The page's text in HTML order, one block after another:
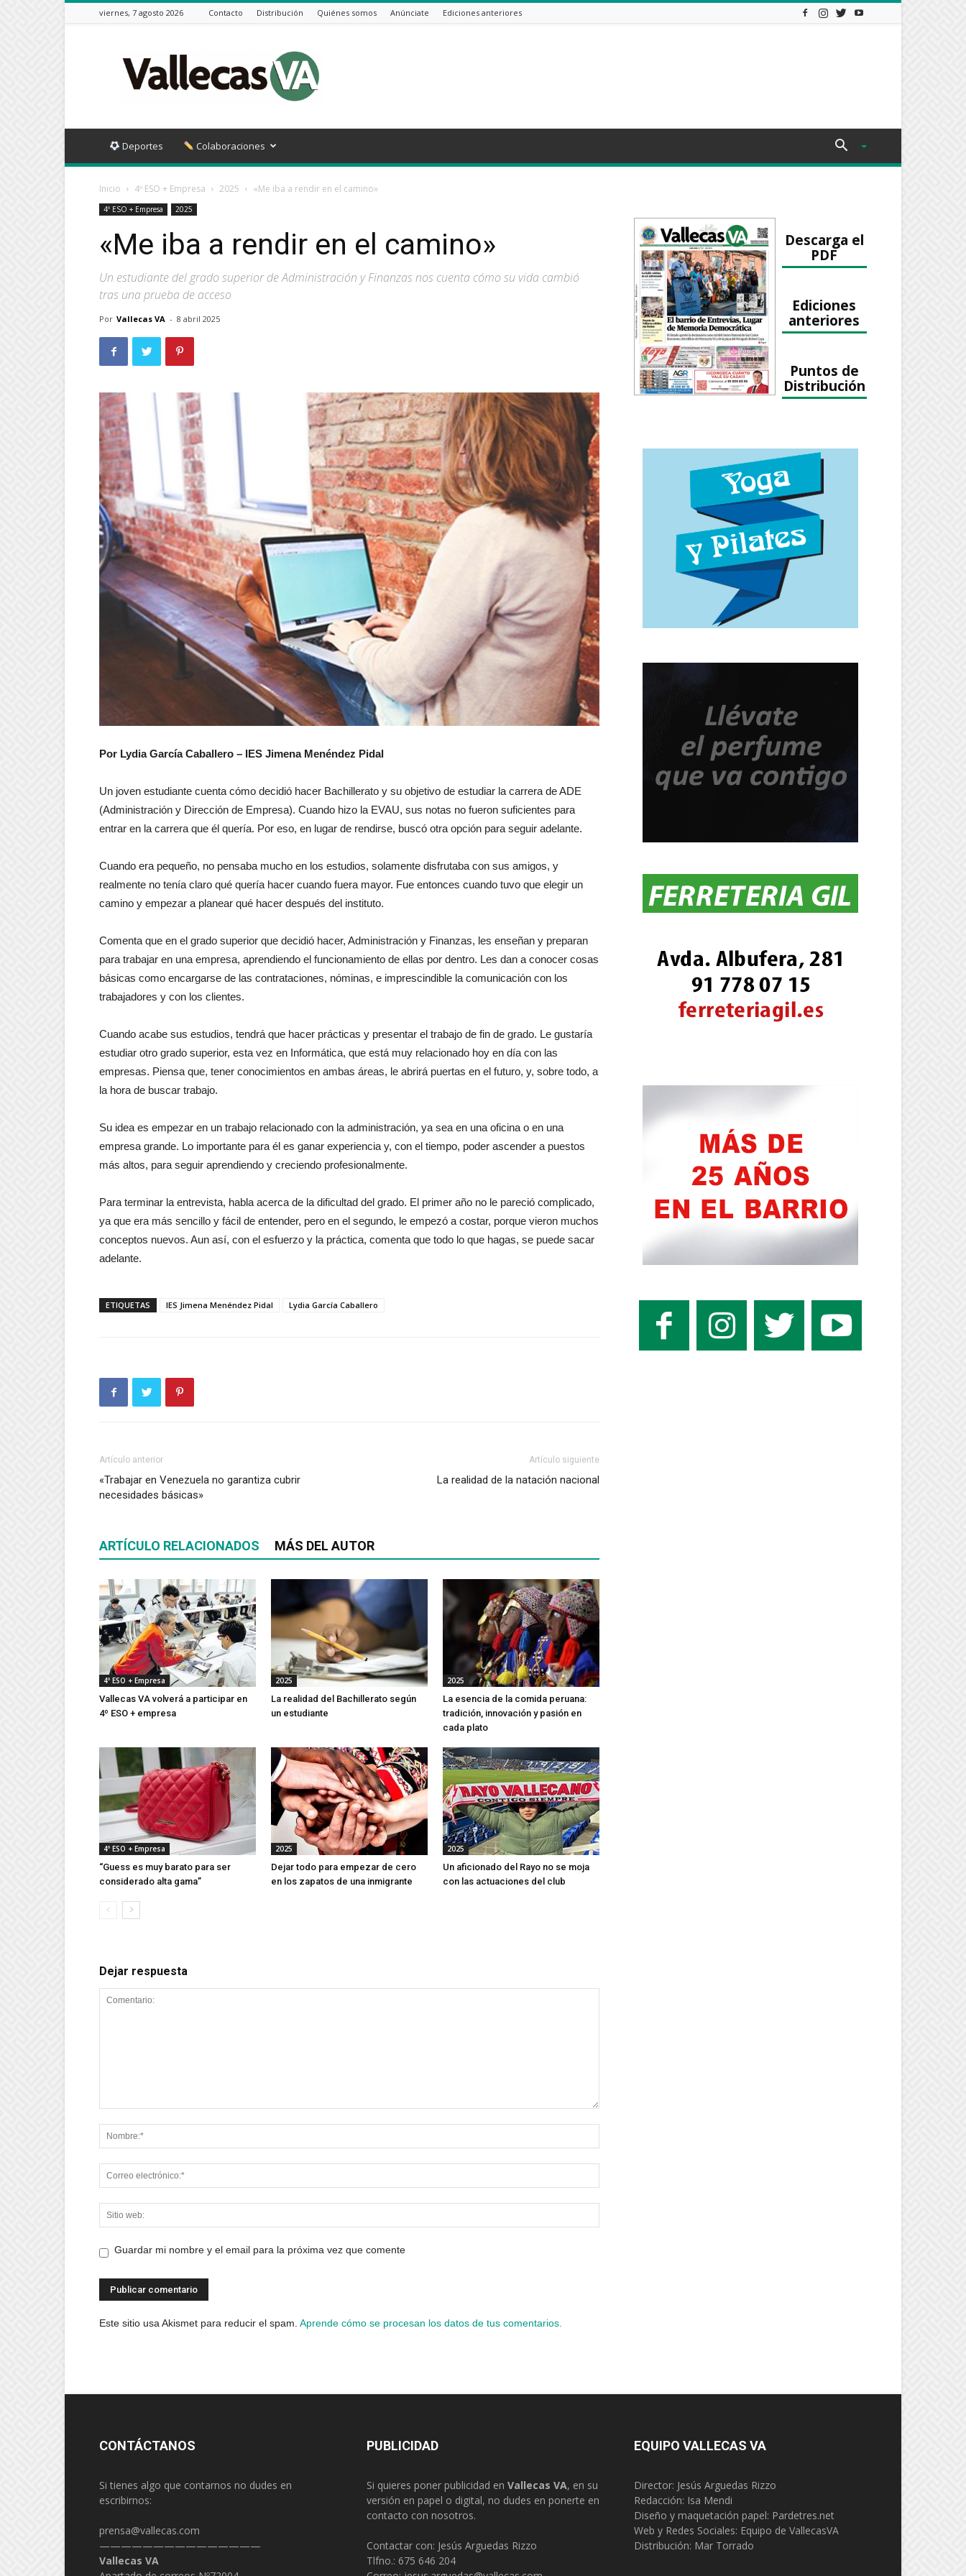
viernes, 7 agosto 2026 Contacto Distribución Quiénes somos Anúnciate Ediciones anteriores
VA
Deportes Colaboraciones
Inicio 4º ESO + Empresa 2025 «Me iba a rendir en el camino»
4º ESO + Empresa 2025
«Me iba a rendir en el camino»
Un estudiante del grado superior de Administración y Finanzas nos cuenta cómo su vida cambió
tras una prueba de acceso
Por Vallecas VA - 8 abril 2025
Por Lydia García Caballero – IES Jimena Menéndez Pidal
Un joven estudiante cuenta cómo decidió hacer Bachillerato y su objetivo de estudiar la carrera de ADE
(Administración y Dirección de Empresa). Cuando hizo la EVAU, sus notas no fueron suficientes para
entrar en la carrera que él quería. Por eso, en lugar de rendirse, buscó otra opción para seguir adelante.
Cuando era pequeño, no pensaba mucho en los estudios, solamente disfrutaba con sus amigos, y
realmente no tenía claro qué quería hacer cuando fuera mayor. Fue entonces cuando tuvo que elegir un
camino y empezar a planear qué hacer después del instituto.
Comenta que en el grado superior que decidió hacer, Administración y Finanzas, les enseñan y preparan
para trabajar en una empresa, aprendiendo el funcionamiento de ellas por dentro. Les dan a conocer cosas
básicas como encargarse de las contrataciones, nóminas, e imprescindible la comunicación con los
trabajadores y con los clientes.
Cuando acabe sus estudios, tendrá que hacer prácticas y presentar el trabajo de fin de grado. Le gustaría
estudiar otro grado superior, esta vez en Informática, que está muy relacionado hoy en día con las
empresas. Piensa que, tener conocimientos en ambas áreas, le abrirá puertas en el futuro, y, sobre todo, a
la hora de buscar trabajo.
Su idea es empezar en un trabajo relacionado con la administración, ya sea en una oficina o en una
empresa grande. Lo importante para él es ganar experiencia y, con el tiempo, poder ascender a puestos
más altos, para seguir aprendiendo y creciendo profesionalmente.
Para terminar la entrevista, habla acerca de la dificultad del grado. El primer año no le pareció complicado,
ya que era más sencillo y fácil de entender, pero en el segundo, le empezó a costar, porque vieron muchos
conceptos nuevos. Aun así, con el esfuerzo y la práctica, comenta que todo lo que hagas, se puede sacar
adelante.
ETIQUETAS IES Jimena Menéndez Pidal Lydia García Caballero
Artículo anterior
«Trabajar en Venezuela no garantiza cubrir
necesidades básicas»
Artículo siguiente
La realidad de la natación nacional
ARTÍCULO RELACIONADOS MÁS DEL AUTOR
4º ESO + Empresa
Vallecas VA volverá a participar en
4º ESO + empresa
2025
La realidad del Bachillerato según
un estudiante
2025
La esencia de la comida peruana:
tradición, innovación y pasión en
cada plato
4º ESO + Empresa
“Guess es muy barato para ser
considerado alta gama”
2025
Dejar todo para empezar de cero
en los zapatos de una inmigrante
2025
Un aficionado del Rayo no se moja
con las actuaciones del club
Dejar respuesta
Guardar mi nombre y el email para la próxima vez que comente
Este sitio usa Akismet para reducir el spam. Aprende cómo se procesan los datos de tus comentarios.
Descarga el
PDF
Ediciones
anteriores
Puntos de
Distribución
CONTÁCTANOS
Si tienes algo que contarnos no dudes en
escribirnos:
prensa@vallecas.com
———————————————
Vallecas VA
PUBLICIDAD
Si quieres poner publicidad en Vallecas VA, en su
versión en papel o digital, no dudes en ponerte en
contacto con nosotros.
Contactar con: Jesús Arguedas Rizzo
Tlfno.: 675 646 204
EQUIPO VALLECAS VA
Director: Jesús Arguedas Rizzo
Redacción: Isa Mendi
Diseño y maquetación papel: Pardetres.net
Web y Redes Sociales: Equipo de VallecasVA
Distribución: Mar Torrado